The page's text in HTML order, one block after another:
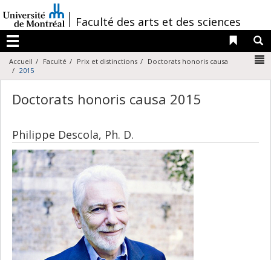
au
contenu
/Faculté des arts et des sciences
Menu
Liens
Accueil Faculté Prix et distinctions
Doctorats honoris causa
2015
Doctorats honoris causa 2015
Philippe Descola, Ph. D.